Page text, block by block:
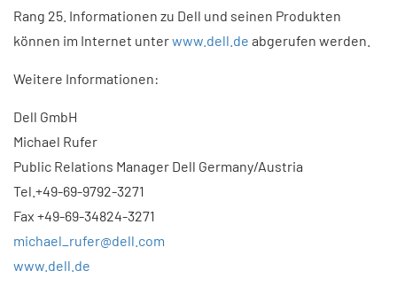
Rang 25. Informationen zu Dell und seinen Produkten
können im Internet unterwww.dell.de abgerufen werden.
Weitere Informationen:
Dell GmbH
Michael Rufer
Public Relations Manager Dell Germany/Austria
Tel.+49-69-9792-3271
Fax +49-69-34824-3271
michael_rufer@dell.com
www.dell.de